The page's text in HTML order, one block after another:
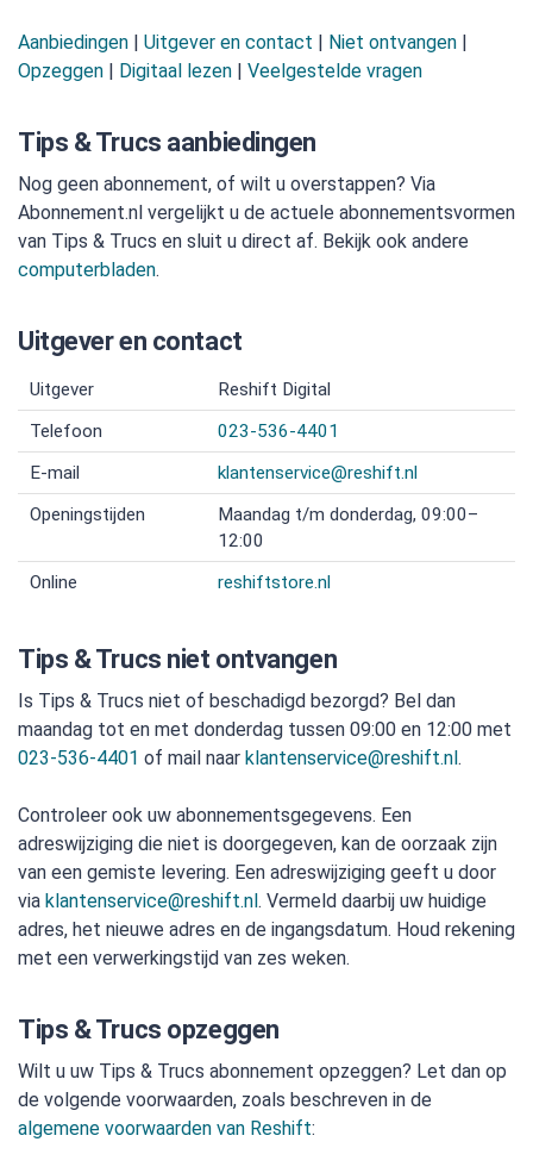
Aanbiedingen | Uitgever en contact | Niet ontvangen |
Opzeggen | Digitaal lezen | Veelgestelde vragen
Tips & Trucs aanbiedingen
Nog geen abonnement, of wilt u overstappen? Via
Abonnement.nl vergelijkt u de actuele abonnementsvormen
van Tips & Trucs en sluit u direct af. Bekijk ook andere
computerbladen.
Uitgever en contact
Uitgever
Reshift Digital
Telefoon
023-536-4401
E-mail
klantenservice@reshift.nl
Openingstijden
Maandag t/m donderdag, 09:00–
12:00
Online
reshiftstore.nl
Tips & Trucs niet ontvangen
Is Tips & Trucs niet of beschadigd bezorgd? Bel dan
maandag tot en met donderdag tussen 09:00 en 12:00 met
023-536-4401 of mail naar klantenservice@reshift.nl.
Controleer ook uw abonnementsgegevens. Een
adreswijziging die niet is doorgegeven, kan de oorzaak zijn
van een gemiste levering. Een adreswijziging geeft u door
via klantenservice@reshift.nl. Vermeld daarbij uw huidige
adres, het nieuwe adres en de ingangsdatum. Houd rekening
met een verwerkingstijd van zes weken.
Tips & Trucs opzeggen
Wilt u uw Tips & Trucs abonnement opzeggen? Let dan op
de volgende voorwaarden, zoals beschreven in de
algemene voorwaarden van Reshift: